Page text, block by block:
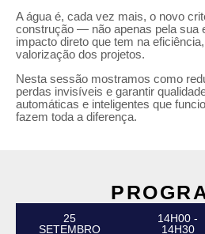
A água é, cada vez mais, o novo
construção — não apenas pela sua
impacto direto que tem na
valorização dos projetos.
Nesta sessão mostramos como
perdas invisíveis e garantir
automáticas e inteligentes que
fazem toda a diferença.
25
SETEMBRO
14H00 -
14H30